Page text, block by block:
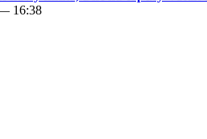
16:38